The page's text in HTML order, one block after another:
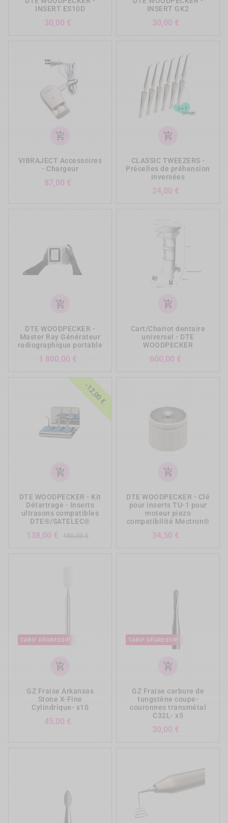
INSERT ES10D
30,00 €
INSERT GK2
30,00 €
add_shopping_cart
VIBRAJECT Accessoires
- Chargeur
87,00 €
add_shopping_cart
CLASSIC TWEEZERS -
Précelles de préhension
inversées
24,00 €
add_shopping_cart
DTE WOODPECKER -
Master Ray Générateur
radiographique portable
1 800,00 €
add_shopping_cart
Cart/Chariot dentaire
universel - DTE
WOODPECKER
600,00 €
add_shopping_cart
-12,00 €
DTE WOODPECKER - Kit
Détartrage - Inserts
ultrasons compatibles
DTE®/SATELEC®
138,00 € 150,00 €
add_shopping_cart
DTE WOODPECKER - Clé
pour inserts TU-1 pour
moteur piezo
compatibilité Mectron®
34,50 €
add_shopping_cart
GZ Fraise Arkansas
Stone X-Fine
Cylindrique- x10
45,00 €
add_shopping_cart
GZ Fraise carbure de
tungstène coupe-
couronnes transmétal
C32L- x5
30,00 €